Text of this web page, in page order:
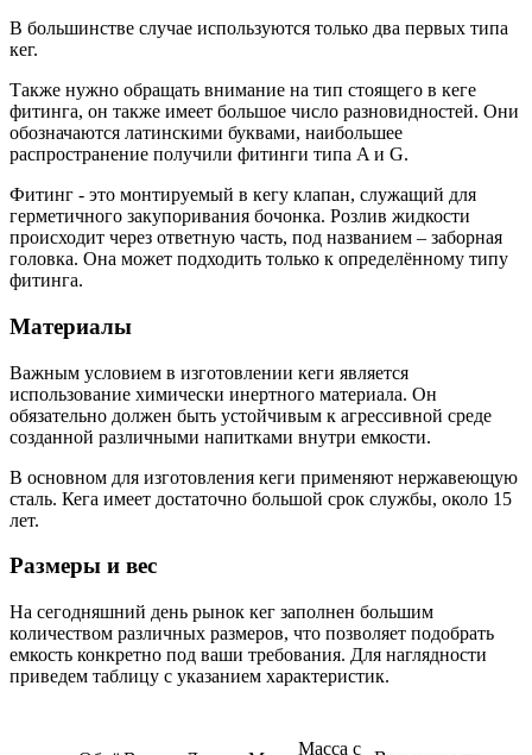
В большинстве случае используются только два первых типа
кег.
Также нужно обращать внимание на тип стоящего в кеге
фитинга, он также имеет большое число разновидностей. Они
обозначаются латинскими буквами, наибольшее
распространение получили фитинги типа A и G.
Фитинг - это монтируемый в кегу клапан, служащий для
герметичного закупоривания бочонка. Розлив жидкости
происходит через ответную часть, под названием – заборная
головка. Она может подходить только к определённому типу
фитинга.
Материалы
Важным условием в изготовлении кеги является
использование химически инертного материала. Он
обязательно должен быть устойчивым к агрессивной среде
созданной различными напитками внутри емкости.
В основном для изготовления кеги применяют нержавеющую
сталь. Кега имеет достаточно большой срок службы, около 15
лет.
Размеры и вес
На сегодняшний день рынок кег заполнен большим
количеством различных размеров, что позволяет подобрать
емкость конкретно под ваши требования. Для наглядности
приведем таблицу с указанием характеристик.
Масса с